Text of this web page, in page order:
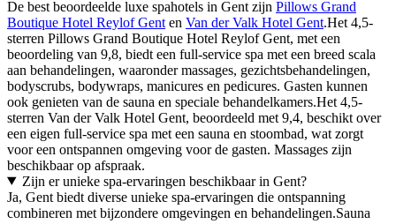
De best beoordeelde luxe spahotels in Gent zijn Pillows Grand
Boutique Hotel Reylof Gent en Van der Valk Hotel Gent.Het 4,5-
sterren Pillows Grand Boutique Hotel Reylof Gent, met een
beoordeling van 9,8, biedt een full-service spa met een breed scala
aan behandelingen, waaronder massages, gezichtsbehandelingen,
bodyscrubs, bodywraps, manicures en pedicures. Gasten kunnen
ook genieten van de sauna en speciale behandelkamers.Het 4,5-
sterren Van der Valk Hotel Gent, beoordeeld met 9,4, beschikt over
een eigen full-service spa met een sauna en stoombad, wat zorgt
voor een ontspannen omgeving voor de gasten. Massages zijn
beschikbaar op afspraak.
Zijn er unieke spa-ervaringen beschikbaar in Gent?
Ja, Gent biedt diverse unieke spa-ervaringen die ontspanning
combineren met bijzondere omgevingen en behandelingen.Sauna